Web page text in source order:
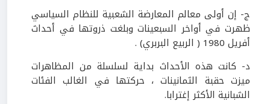
ج- إن أولى معالم المعارضة الشعبية للنظام السياسي
ظهرت في أواخر السبعينات وبلغت ذروتها في أحداث
أفريل 1980 ( الربيع البربري) .
د- كانت هذه الأحداث بداية لسلسلة من المظاهرات
ميزت حقبة الثمانينات ، حركتها في الغالب الفئات
الشبانية الأكثر إغترابا.